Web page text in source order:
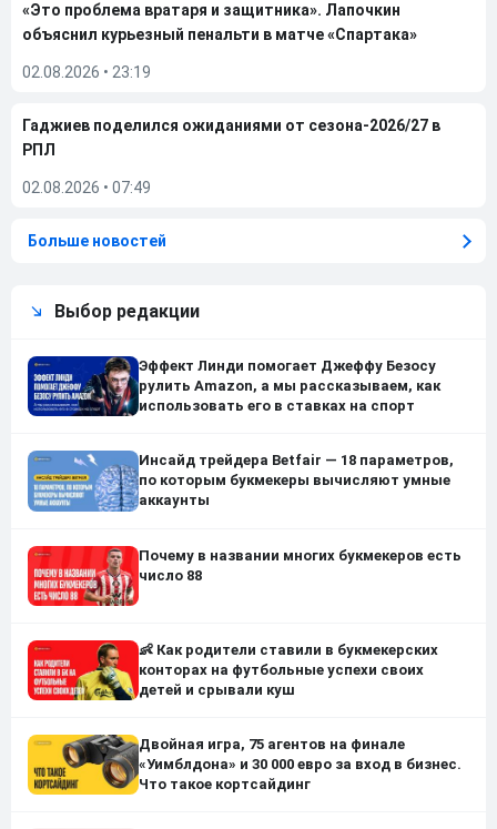
«Это проблема вратаря и защитника». Лапочкин
объяснил курьезный пенальти в матче «Спартака»
02.08.2026 • 23:19
Гаджиев поделился ожиданиями от сезона-2026/27 в
РПЛ
02.08.2026 • 07:49
Больше новостей
Выбор редакции
Эффект Линди помогает Джеффу Безосу
рулить Amazon, а мы рассказываем, как
использовать его в ставках на спорт
Инсайд трейдера Betfair — 18 параметров,
по которым букмекеры вычисляют умные
аккаунты
Почему в названии многих букмекеров есть
число 88
👶 Как родители ставили в букмекерских
конторах на футбольные успехи своих
детей и срывали куш
Двойная игра, 75 агентов на финале
«Уимблдона» и 30 000 евро за вход в бизнес.
Что такое кортсайдинг